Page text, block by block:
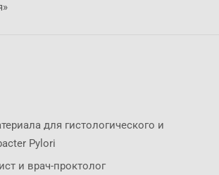
для гистологического и
Pylori
и врач-проктолог